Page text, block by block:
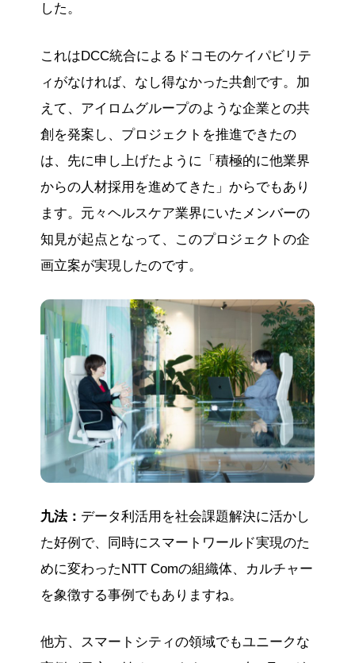
した。
これはDCC統合によるドコモのケイパビリテ
ィがなければ、なし得なかった共創です。加
えて、アイロムグループのような企業との共
創を発案し、プロジェクトを推進できたの
は、先に申し上げたように「積極的に他業界
からの人材採用を進めてきた」からでもあり
ます。元々ヘルスケア業界にいたメンバーの
知見が起点となって、このプロジェクトの企
画立案が実現したのです。
九法： データ利活用を社会課題解決に活かし
た好例で、同時にスマートワールド実現のた
めに変わったNTT Comの組織体、カルチャー
を象徴する事例でもありますね。
他方、スマートシティの領域でもユニークな